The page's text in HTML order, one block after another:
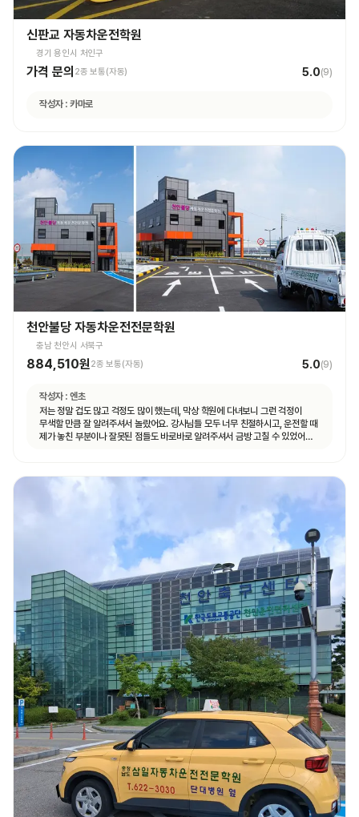
신판교 자동차운전학원
경기 용인시 처인구
가격 문의 2종 보통(자동) 5.0(9)
작성자 : 카마로
천안불당 자동차운전전문학원
충남 천안시 서북구
884,510원 2종 보통(자동) 5.0(9)
작성자 : 엔초
저는 정말 겁도 많고 걱정도 많이 했는데, 막상 학원에 다녀보니 그런 걱정이
무색할 만큼 잘 알려주셔서 놀랐어요. 강사님들 모두 너무 친절하시고, 운전할 때
제가 놓친 부분이나 잘못된 점들도 바로바로 알려주셔서 금방 고칠 수 있었어요.
있었어요. 또 강사님들뿐만 아니라 상담해주시는 분들도 다들 친절하시고
세심하게 챙겨주는 학원 입니다!! 저처럼 운전이 처음이라 많이 두렵고 걱정되는
분들이 계시다면, 이 학원 정말 추천드리고 싶습니다! 친절하고 꼼꼼한 강의
덕분에 자신 있게 도로주행 준비까지 할 수 있었어요. 여기서 배우길 정말